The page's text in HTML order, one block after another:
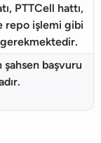
PTTCell hattı,
repo işlemi gibi
gerekmektedir.
başvuru